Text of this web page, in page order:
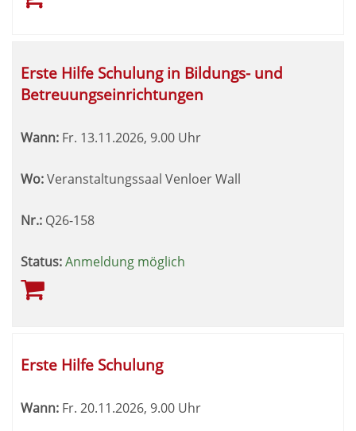
Erste Hilfe Schulung in Bildungs- und
Betreuungseinrichtungen
Wann: Fr. 13.11.2026, 9.00 Uhr
Wo:Veranstaltungssaal Venloer Wall
Nr.: Q26-158
Status:Anmeldung möglich
Erste Hilfe Schulung
Wann: Fr. 20.11.2026, 9.00 Uhr